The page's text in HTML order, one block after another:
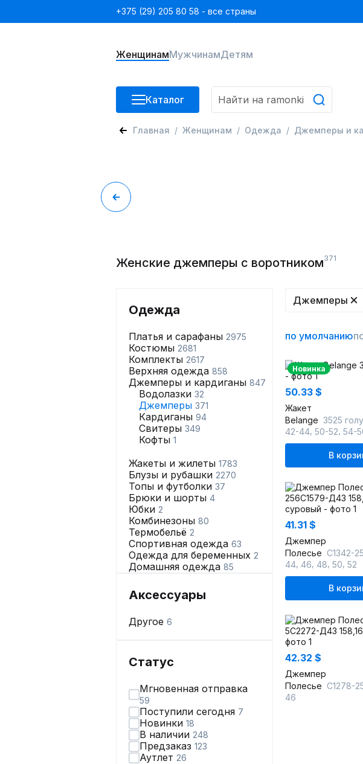
+375 (29) 205 80 58 - все страны
ЖенщинамМужчинамДетям
Каталог
Главная Женщинам Одежда Джемперы и
Женские джемперы с воротником371
Одежда
Платья и сарафаны 2975
Костюмы 2681
Комплекты 2617
Верхняя одежда 858
Джемперы и кардиганы 847
Водолазки 32
Джемперы 371
Кардиганы 94
Свитеры 349
Кофты 1
Жакеты и жилеты 1783
Блузы и рубашки 2270
Топы и футболки 37
Брюки и шорты 4
Юбки 2
Комбинезоны 80
Термобельё 2
Спортивная одежда 63
Одежда для беременных 2
Домашняя одежда 85
Аксессуары
Другое 6
Статус
Мгновенная отправка
59
Поступили сегодня 7
Новинки 18
В наличии 248
Предзаказ 123
Аутлет 26
Джемперы
по умолчанию
Новинка
50.33 $
Жакет
Belange 3525
42-44 50-52 54-
В
41.31 $
Джемпер
Полесье С1342-
44 46 48 50 52
В
42.32 $
Джемпер
Полесье С1278-25
46